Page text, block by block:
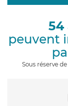
54
peuvent
Sous réserve